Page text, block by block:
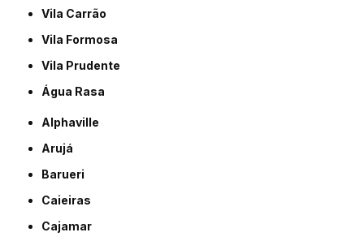
Vila Carrão
Vila Formosa
Vila Prudente
Água Rasa
Alphaville
Arujá
Barueri
Caieiras
Cajamar